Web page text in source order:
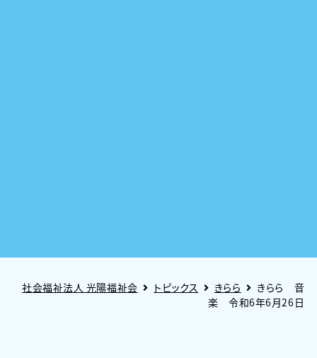
社会福祉法人 光陽福祉会 トピックス きらら
きらら 音
楽 令和6年6月26日